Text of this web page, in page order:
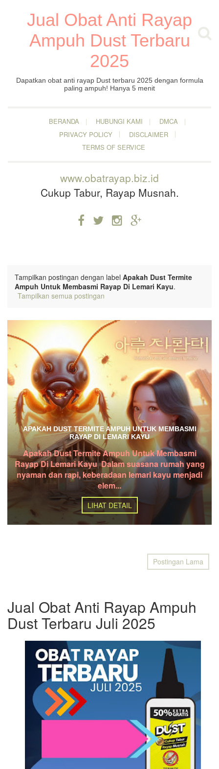
Jual Obat Anti Rayap
Ampuh Dust Terbaru
2025
Dapatkan obat anti rayap Dust terbaru 2025 dengan formula
paling ampuh! Hanya 5 menit
BERANDA HUBUNGI KAMI
DMCA
PRIVACY POLICY
DISCLAIMER
TERMS OF SERVICE
www.obatrayap.biz.id
Cukup Tabur, Rayap Musnah.
Tampilkan postingan dengan label Apakah Dust Termite
Ampuh Untuk Membasmi Rayap Di Lemari Kayu.
Tampilkan semua postingan
APAKAH DUST TERMITE AMPUH UNTUK MEMBASMI
RAYAP DI LEMARI KAYU
Apakah Dust Termite Ampuh Untuk Membasmi
Rayap Di Lemari Kayu Dalam suasana rumah yang
nyaman dan rapi, keberadaan lemari kayu menjadi
elem...
LIHAT DETAIL
Postingan Lama
Jual Obat Anti Rayap Ampuh
Dust Terbaru Juli 2025